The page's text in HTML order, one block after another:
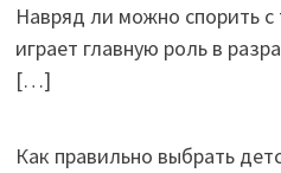
Навряд ли можно спорить
играет главную роль в
[…]
Как правильно выбрать